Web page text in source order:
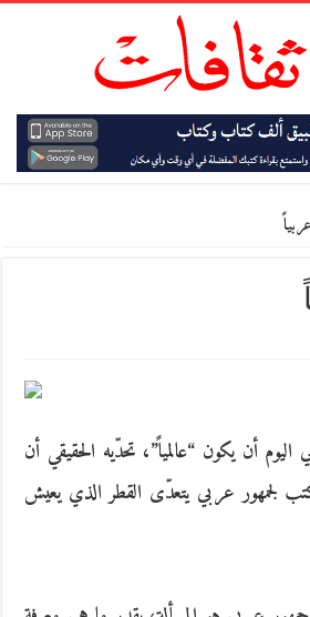
أن يكون “عالمياً”، تحدّيه الحقيقي أن
لجمهور عربي يتعدّى القطر الذي يعيش